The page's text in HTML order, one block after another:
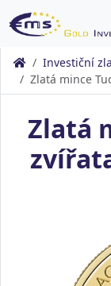
Investiční
Zlatá mince
Zlatá